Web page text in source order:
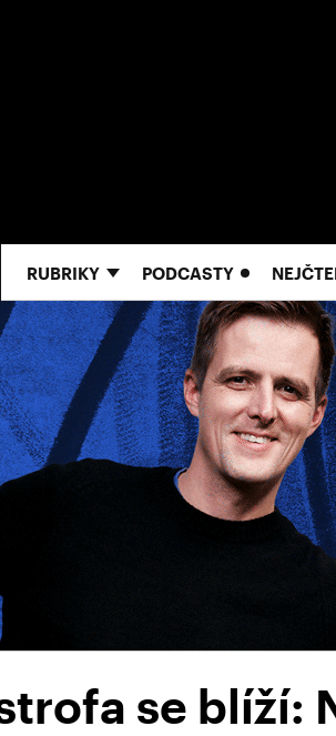
RUBRIKY PODCASTY
se blíží: